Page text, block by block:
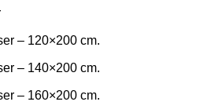
– 120×200 cm.
– 140×200 cm.
– 160×200 cm.